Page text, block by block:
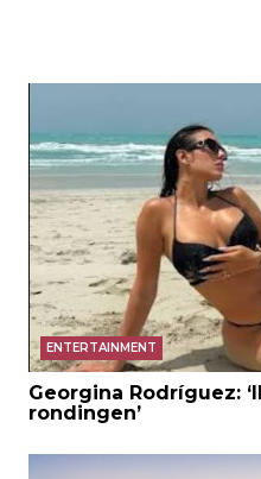
ENTERTAINMENT
Georgina Rodríguez:
rondingen’